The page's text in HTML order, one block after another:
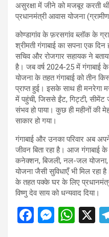
असुरक्षा में जीने को मजबूर करती
प्रधानमंत्री आवास योजना
कोण्डागांव के फ़रसगांव ब्लॉक के
श्रीमती गंगाबाई का सपना एक
सचिव और रोजगार सहायक ने
है। जब वर्ष 2024-25 में
योजना के तहत गंगाबाई को तीन
प्राप्त हुई। इसके साथ ही मनरेगा
में पहुंची, जिससे ईंट, गिट्टी, सीमेंट
संभव हो पाया। कुछ ही महीनों
साकार हो गया।
गंगाबाई और उनका परिवार अब
जीवन बिता रहा है। आज
कनेक्शन, बिजली, नल-जल योजना,
योजना जैसी सुविधाएँ भी मिल रहा
के तहत पक्के घर के लिए
विष्णु देव साय को धन्यवाद दिया।
F
M W X